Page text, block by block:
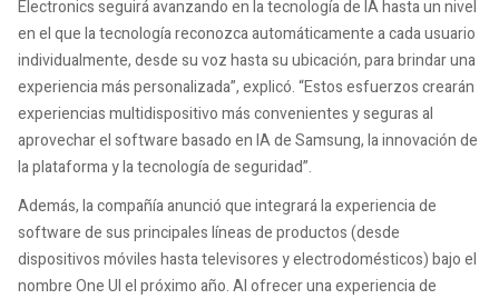
Electronics seguirá avanzando en la tecnología de IA hasta un nivel
en el que la tecnología reconozca automáticamente a cada usuario
individualmente, desde su voz hasta su ubicación, para brindar una
experiencia más personalizada”, explicó. “Estos esfuerzos crearán
experiencias multidispositivo más convenientes y seguras al
aprovechar el software basado en IA de Samsung, la innovación de
la plataforma y la tecnología de seguridad”.
Además, la compañía anunció que integrará la experiencia de
software de sus principales líneas de productos (desde
dispositivos móviles hasta televisores y electrodomésticos) bajo el
nombre One UI el próximo año. Al ofrecer una experiencia de